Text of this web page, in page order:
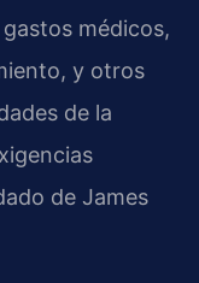
médicos,
y otros
de la
de James